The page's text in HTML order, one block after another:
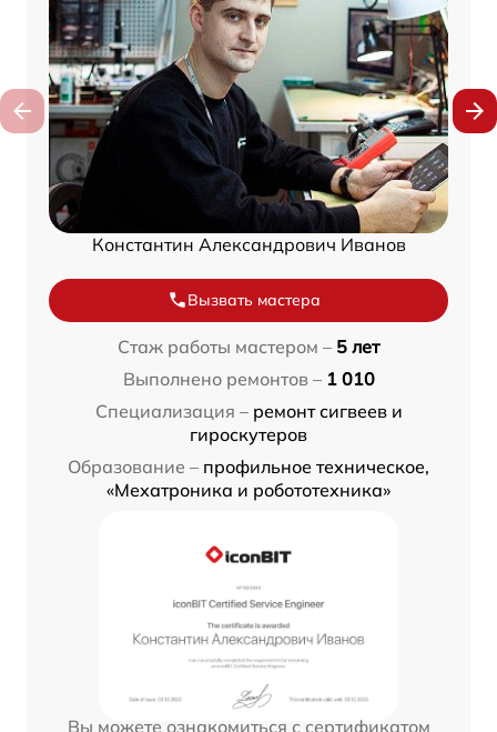
Константин Александрович Иванов
Вызвать мастера
Стаж работы мастером – 5 лет
Выполнено ремонтов – 1 010
Специализация – ремонт сигвеев и
гироскутеров
Образование – профильное техническое,
«Мехатроника и робототехника»
Вы можете ознакомиться с сертификатом